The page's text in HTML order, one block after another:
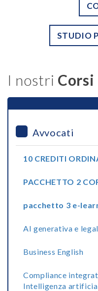
STUDIO
I nostri Corsi
Avvocati
10 CREDITI
PACCHETTO 2
pacchetto 3 e-
AI generativa e
Business English
Compliance
Intelligenza